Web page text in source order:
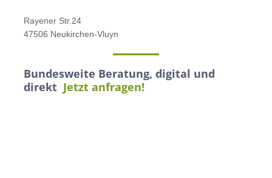
Rayener Str.24
47506 Neukirchen-Vluyn
Bundesweite Beratung, digital und
direkt Jetzt anfragen!